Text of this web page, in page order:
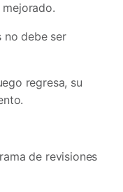
no debe ser
regresa, su
de revisiones